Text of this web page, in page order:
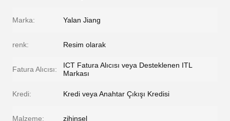
Marka: Yalan Jiang
renk: Resim olarak
Fatura Alıcısı:
ICT Fatura Alıcısı veya Desteklenen ITL
Markası
Kredi: Kredi veya Anahtar Çıkışı Kredisi
Malzeme: zihinsel